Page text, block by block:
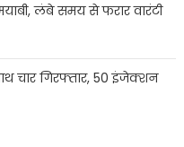
लंबे समय से फरार वारंटी
चार गिरफ्तार, 50 इंजेक्शन